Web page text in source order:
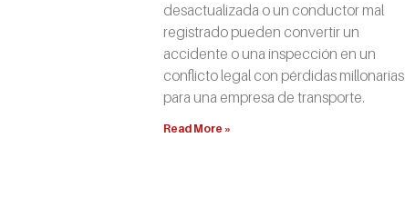
desactualizada o un conductor mal
registrado pueden convertir un
accidente o una inspección en un
conflicto legal con pérdidas millonarias
para una empresa de transporte.
Read More »